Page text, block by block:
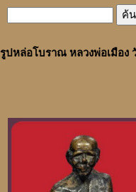
รูปหล่อโบราณ หลวงพ่อเมือง